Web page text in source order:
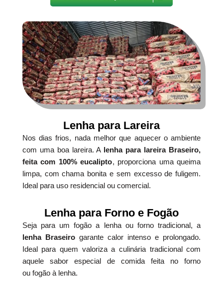
Lenha para Lareira
Nos dias frios, nada melhor que aquecer o ambiente
com uma boa lareira. A lenha para lareira Braseiro,
feita com 100% eucalipto, proporciona uma queima
limpa, com chama bonita e sem excesso de fuligem.
Ideal para uso residencial ou comercial.
Lenha para Forno e Fogão
Seja para um fogão a lenha ou forno tradicional, a
lenha Braseirogarante calor intenso e prolongado.
Ideal para quem valoriza a culinária tradicional com
aquele sabor especial de comida feita no forno
ou fogão à lenha.